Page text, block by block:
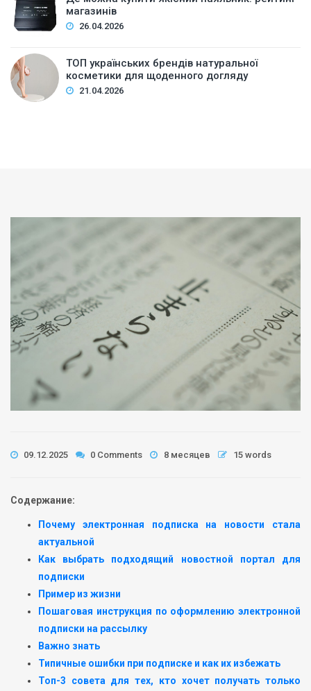
магазинів
26.04.2026
ТОП українських брендів натуральної
косметики для щоденного догляду
21.04.2026
09.12.2025 0 Comments 8 месяцев 15 words
Содержание:
Почему электронная подписка на новости стала
актуальной
Как выбрать подходящий новостной портал для
подписки
Пример из жизни
Пошаговая инструкция по оформлению электронной
подписки на рассылку
Важно знать
Типичные ошибки при подписке и как их избежать
Топ-3 совета для тех, кто хочет получать только